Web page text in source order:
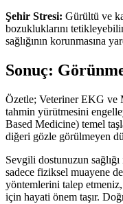
Şehir Stresi: Gürültü ve
bozukluklarını
sağlığının korunmasına
Sonuç:
Özetle; Veteriner EKG ve
tahmin yürütmesini
Based Medicine) temel
diğeri gözle görülmeyen
Sevgili dostunuzun
sadece fiziksel muayene
yöntemlerini talep
için hayati önem taşır.